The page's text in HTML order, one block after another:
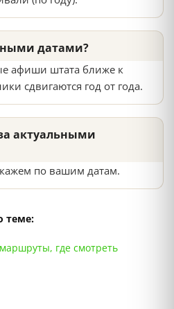
датами?
афиши штата ближе к
сдвигаются год от года.
актуальными
по вашим датам.
теме:
где смотреть